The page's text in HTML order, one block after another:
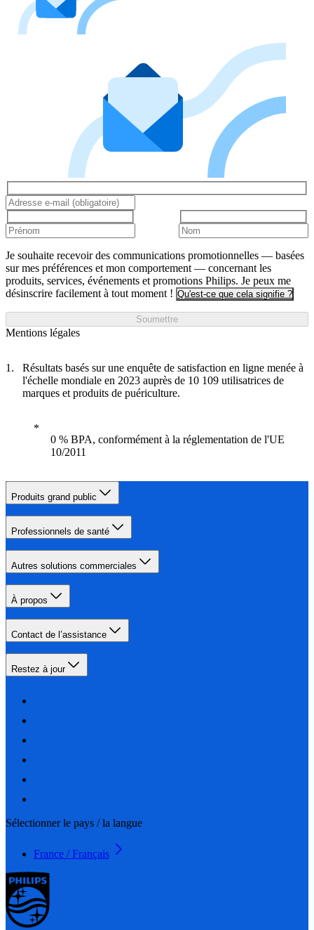
Je souhaite recevoir des communications promotionnelles — basées
sur mes préférences et mon comportement — concernant les
produits, services, événements et promotions Philips. Je peux me
désinscrire facilement à tout moment ! Qu'est-ce que cela signifie ?
Soumettre
Mentions légales
Résultats basés sur une enquête de satisfaction en ligne menée à
l'échelle mondiale en 2023 auprès de 10 109 utilisatrices de
marques et produits de puériculture.
0 % BPA, conformément à la réglementation de l'UE
10/2011
Produits grand public
Professionnels de santé
Autres solutions commerciales
À propos
Contact de l’assistance
Restez à jour
Sélectionner le pays / la langue
France / Français